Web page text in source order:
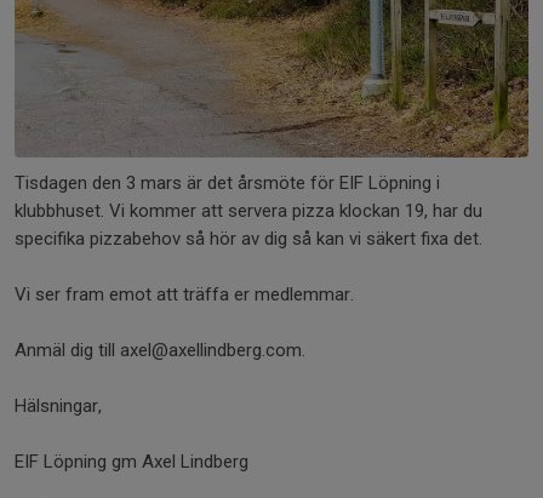
Tisdagen den 3 mars är det årsmöte för EIF Löpning i
klubbhuset. Vi kommer att servera pizza klockan 19, har du
specifika pizzabehov så hör av dig så kan vi säkert fixa det.
Vi ser fram emot att träffa er medlemmar.
Anmäl dig till axel@axellindberg.com.
Hälsningar,
EIF Löpning gm Axel Lindberg